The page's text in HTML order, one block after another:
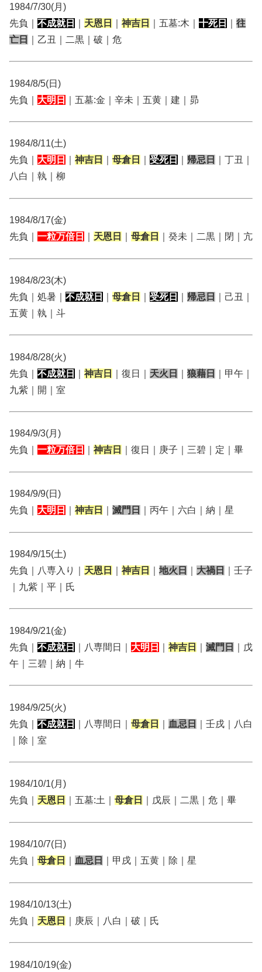
1984/7/30(月)
先負｜ 不成就日 天恩日 神吉日 ｜五墓:木｜ 十死日
往
亡日
｜乙丑｜二黒｜破｜危
1984/8/5(日)
先負｜ 大明日 ｜五墓:金｜辛未｜五黄｜建｜昴
1984/8/11(土)
先負｜ 大明日 神吉日 母倉日 受死日 帰忌日
｜丁丑｜
八白｜執｜柳
1984/8/17(金)
先負｜ 一粒万倍日 天恩日 母倉日 ｜癸未｜二黒｜閉｜亢
1984/8/23(木)
先負｜処暑｜ 不成就日 母倉日 受死日 帰忌日
｜己丑｜
五黄｜執｜斗
1984/8/28(火)
先負｜ 不成就日 神吉日 ｜復日｜ 天火日 狼藉日
｜甲午｜
九紫｜開｜室
1984/9/3(月)
先負｜ 一粒万倍日 神吉日 ｜復日｜庚子｜三碧｜定｜畢
1984/9/9(日)
先負｜ 大明日 神吉日 滅門日 ｜丙午｜六白｜納｜星
1984/9/15(土)
先負｜八専入り｜ 天恩日 神吉日 地火日 大禍日
｜壬子
｜九紫｜平｜氏
1984/9/21(金)
先負｜ 不成就日 ｜八専間日｜ 大明日 神吉日 滅門日
｜戊
午｜三碧｜納｜牛
1984/9/25(火)
先負｜ 不成就日 ｜八専間日｜ 母倉日 血忌日
｜壬戌｜八白
｜除｜室
1984/10/1(月)
先負｜ 天恩日 ｜五墓:土｜ 母倉日 ｜戊辰｜二黒｜危｜畢
1984/10/7(日)
先負｜ 母倉日 血忌日 ｜甲戌｜五黄｜除｜星
1984/10/13(土)
先負｜ 天恩日 ｜庚辰｜八白｜破｜氏
1984/10/19(金)